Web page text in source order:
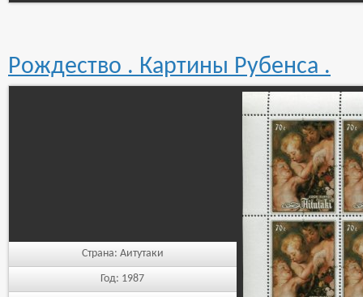
Рождество . Картины Рубенса .
Страна: Аитутаки
Год: 1987